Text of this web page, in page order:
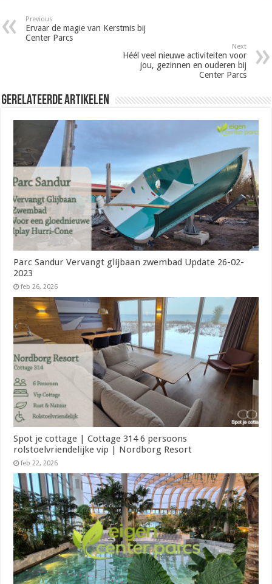
Previous
Ervaar de magie van Kerstmis bij
Center Parcs
Next
Héél veel nieuwe activiteiten voor
jou, gezinnen en ouderen bij
Center Parcs
Gerelateerde Artikelen
Parc Sandur Vervangt glijbaan zwembad Update 26-02-
2023
feb 26, 2026
Spot je cottage | Cottage 314 6 persoons
rolstoelvriendelijke vip | Nordborg Resort
feb 22, 2026